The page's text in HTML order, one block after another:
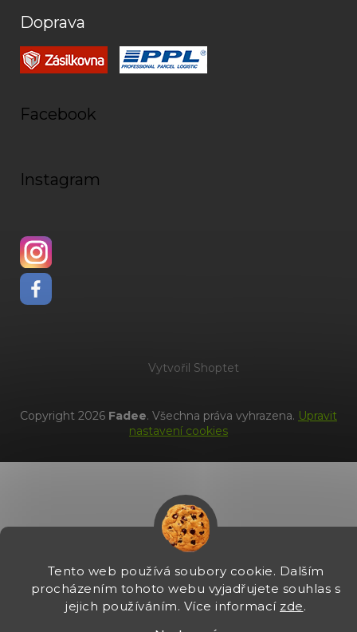
Tento web používá soubory cookie. Dalším
procházením tohoto webu vyjadřujete souhlas s
jejich používáním. Více informací zde.
Doprava
Facebook
Instagram
Vytvořil Shoptet
Copyright 2026 Fadee. Všechna práva vyhrazena. Upravit
nastavení cookies